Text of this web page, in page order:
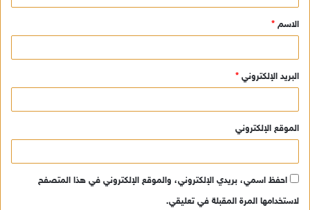
ق
*
الاسم *
البريد الإلكتروني *
الموقع الإلكتروني
احفظ اسمي، بريدي الإلكتروني، والموقع الإلكتروني في هذا المتصفح
لاستخدامها المرة المقبلة في تعليقي.